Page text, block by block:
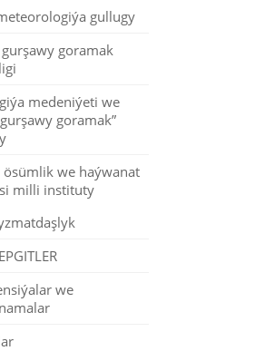
gullugy
goramak
medeniýeti we
goramak”
ösümlik we haýwanat
milli instituty
we